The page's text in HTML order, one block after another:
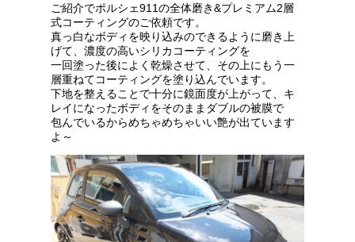
ご紹介でポルシェ911の全体磨き&プレミアム2層
式コーティングのご依頼です。
真っ白なボディを映り込みのできるように磨き上
げて、濃度の高いシリカコーティングを
一回塗った後によく乾燥させて、その上にもう一
層重ねてコーティングを塗り込んでいます。
下地を整えることで十分に鏡面度が上がって、キ
レイになったボディをそのままダブルの被膜で
包んでいるからめちゃめちゃいい艶が出ています
よ～